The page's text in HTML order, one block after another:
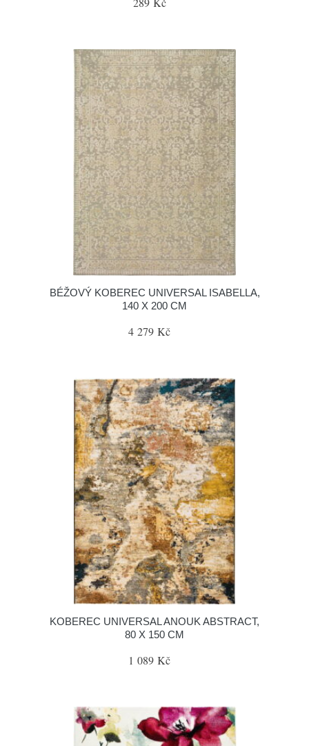
BÉŽOVÝ KOBEREC UNIVERSAL ISABELLA,
140 X 200 CM
4 279 Kč
KOBEREC UNIVERSAL ANOUK ABSTRACT,
80 X 150 CM
1 089 Kč